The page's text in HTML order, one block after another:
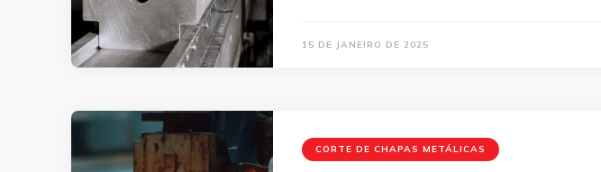
15 DE JANEIRO DE 2025
CORTE DE CHAPAS METÁLICAS